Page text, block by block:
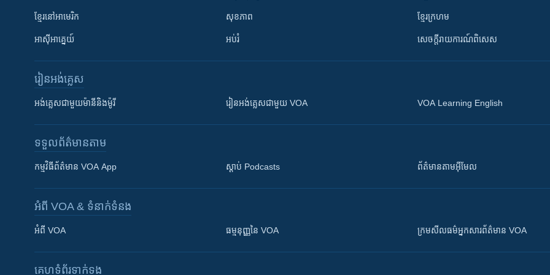
ខ្មែរ​នៅអាមេរិក
អាស៊ីអាគ្នេយ៍
សុខភាព
អប់រំ
ខ្មែរក្រហម
សេចក្តីរាយការណ៍ពិសេស
រៀន​​អង់គ្លេស
អង់គ្លេស​ជាមួយ​ម៉ានី​និង​ម៉ូរី រៀន​​​​​​អង់គ្លេស​​ជាមួយ VOA VOA Learning English
ទទួល​ព័ត៌មាន​តាម
កម្មវិធី​ព័ត៌មាន VOA App ស្តាប់ Podcasts ព័ត៌មាន​តាម​អ៊ីមែល
អំពី​ VOA & ទំនាក់ទំនង
អំពី​ VOA ធម្មនុញ្ញ​នៃ VOA ក្រម​​​សីលធម៌​​​អ្នក​​​សារព័ត៌មាន VOA
គេហទំព័រ​​ទាក់ទង